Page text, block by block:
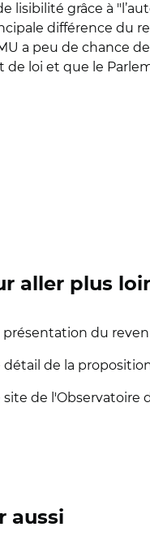
sur Facebook
sur Linkedin
sur Twitter
sur Courriel
lisibilité grâce à
différence du
a peu de chance
de loi et que le
aller plus
présentation du
détail de la
site de l'Observatoire
aussi